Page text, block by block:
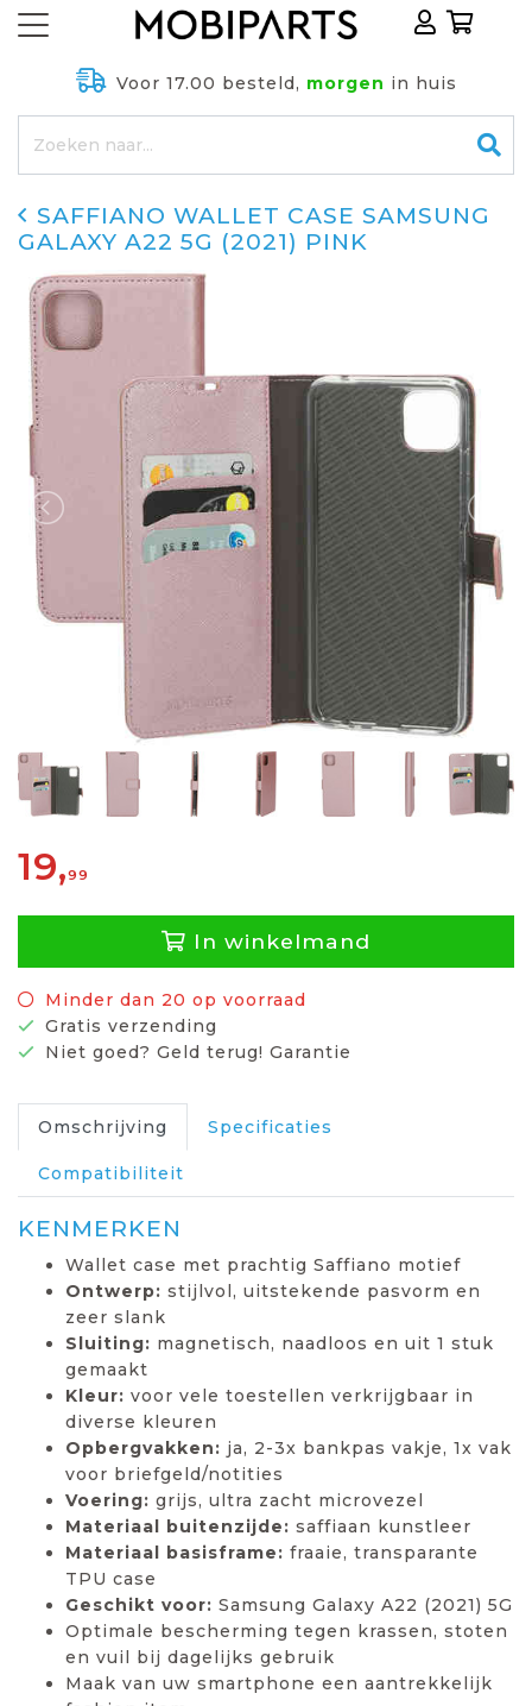
Voor 17.00 besteld, morgen in huis
SAFFIANO WALLET CASE SAMSUNG
GALAXY A22 5G (2021) PINK
19,99
In winkelmand
Minder dan 20 op voorraad
Gratis verzending
Niet goed? Geld terug! Garantie
Omschrijving Specificaties
Compatibiliteit
KENMERKEN
Wallet case met prachtig Saffiano motief
Ontwerp: stijlvol, uitstekende pasvorm en
zeer slank
Sluiting: magnetisch, naadloos en uit 1 stuk
gemaakt
Kleur: voor vele toestellen verkrijgbaar in
diverse kleuren
Opbergvakken: ja, 2-3x bankpas vakje, 1x vak
voor briefgeld/notities
Voering: grijs, ultra zacht microvezel
Materiaal buitenzijde: saffiaan kunstleer
Materiaal basisframe: fraaie, transparante
TPU case
Geschikt voor: Samsung Galaxy A22 (2021) 5G
Optimale bescherming tegen krassen, stoten
en vuil bij dagelijks gebruik
Maak van uw smartphone een aantrekkelijk